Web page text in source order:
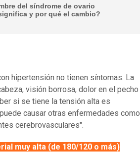
del síndrome de ovario
y por qué el cambio?
hipertensión no tienen síntomas. La
visión borrosa, dolor en el pecho
si se tiene la tensión alta es
causar otras enfermedades como
cerebrovasculares".
muy alta (de 180/120 o más)